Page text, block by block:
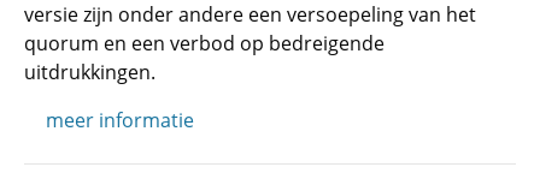
versie zijn onder andere een versoepeling van het
quorum en een verbod op bedreigende
uitdrukkingen.
meer informatie